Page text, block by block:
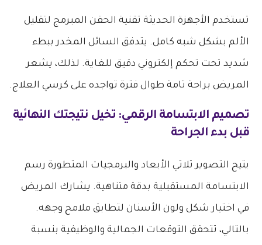
تستخدم الأجهزة الحديثة تقنية الحقن المبرمج لتقليل
الألم بشكل شبه كامل. يتدفق السائل المخدر ببطء
شديد تحت تحكم إلكتروني دقيق للغاية. لذلك، يشعر
المريض براحة تامة طوال فترة تواجده على كرسي العلاج.
تصميم الابتسامة الرقمي: تخيل نتيجتك النهائية
قبل بدء الجراحة
يتيح التصوير ثلاثي الأبعاد والبرمجيات المتطورة رسم
الابتسامة المستقبلية بدقة متناهية. يشارك المريض
في اختيار شكل ولون الأسنان لتطابق ملامح وجهه.
بالتالي، تتحقق التوقعات الجمالية والوظيفية بنسبة